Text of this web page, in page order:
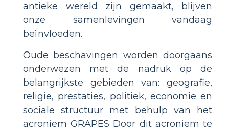
antieke wereld zijn gemaakt, blijven
onze samenlevingen vandaag
beïnvloeden.
Oude beschavingen worden doorgaans
onderwezen met de nadruk op de
belangrijkste gebieden van: geografie,
religie, prestaties, politiek, economie en
sociale structuur met behulp van het
acroniem GRAPES Door dit acroniem te